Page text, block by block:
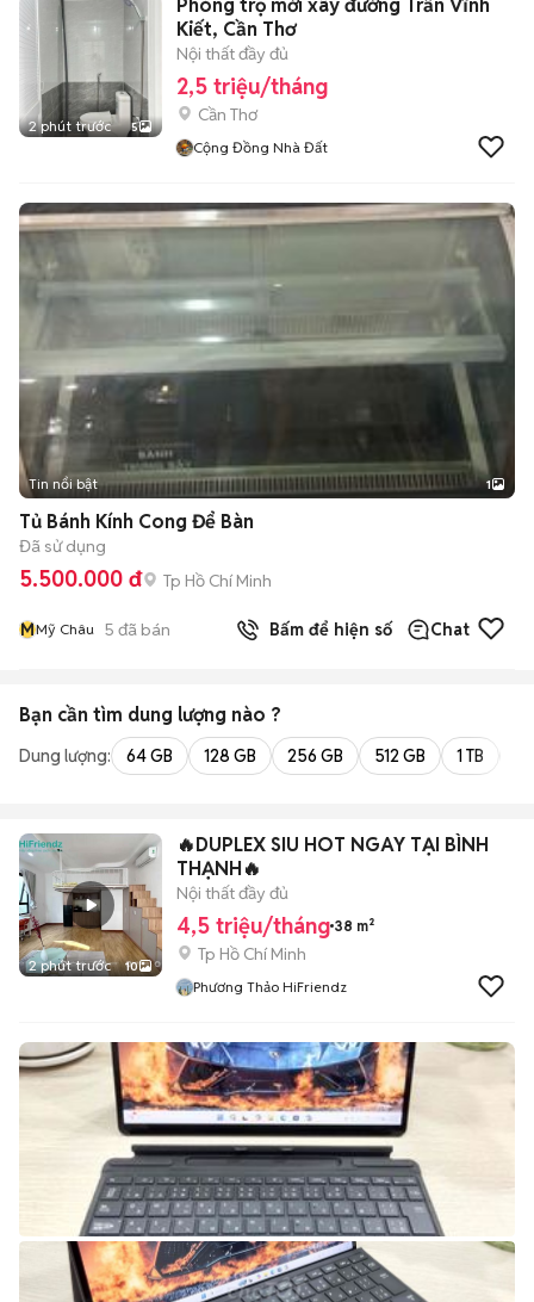
2 phút trước 5
Phòng trọ mới xây đường Trần Vĩnh
Kiết, Cần Thơ
Nội thất đầy đủ
2,5 triệu/tháng
Cần Thơ
Cộng Đồng Nhà Đất
Tin nổi bật 1
Tủ Bánh Kính Cong Để Bàn
Đã sử dụng
5.500.000 đ Tp Hồ Chí Minh
MMỹ Châu 5 đã bán Bấm để hiện số Chat
Bạn cần tìm dung lượng nào ?
Dung lượng: 64 GB 128 GB 256 GB 512 GB 1 TB
2 phút trước 10
🔥DUPLEX SIU HOT NGAY TẠI BÌNH
THẠNH🔥
Nội thất đầy đủ
4,5 triệu/tháng 38 m²
Tp Hồ Chí Minh
Phương Thảo HiFriendz